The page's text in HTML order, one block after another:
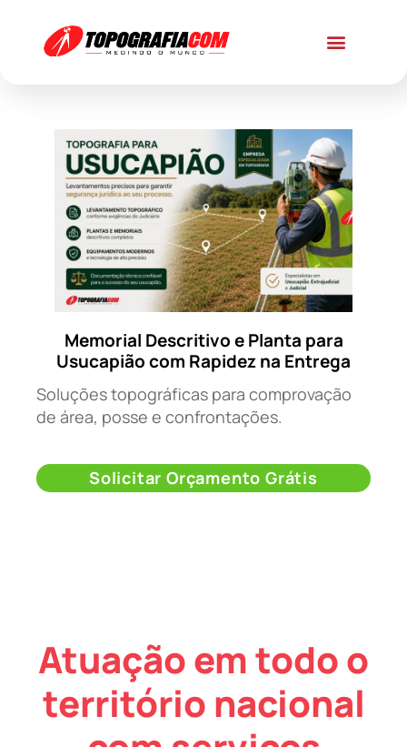
Memorial Descritivo e Planta para
Usucapião com Rapidez na Entrega
Soluções topográficas para comprovação
de área, posse e confrontações.
Solicitar Orçamento Grátis
Atuação em todo o
território nacional